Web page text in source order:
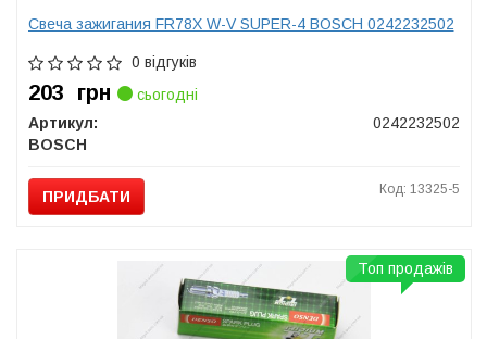
Свеча зажигания FR78X W-V SUPER-4 BOSCH 0242232502
0 відгуків
203 грн
сьогодні
Артикул:
0242232502
BOSCH
ПРИДБАТИ Код: 13325-5
Топ продажів